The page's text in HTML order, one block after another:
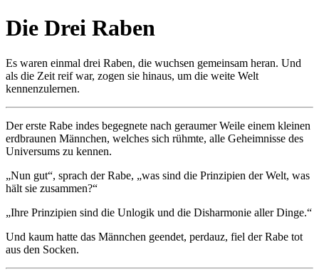
Die Drei Raben
Es waren einmal drei Raben, die wuchsen gemeinsam heran. Und
als die Zeit reif war, zogen sie hinaus, um die weite Welt
kennenzulernen.
Der erste Rabe indes begegnete nach geraumer Weile einem kleinen
erdbraunen Männchen, welches sich rühmte, alle Geheimnisse des
Universums zu kennen.
„Nun gut“, sprach der Rabe, „was sind die Prinzipien der Welt, was
hält sie zusammen?“
„Ihre Prinzipien sind die Unlogik und die Disharmonie aller Dinge.“
Und kaum hatte das Männchen geendet, perdauz, fiel der Rabe tot
aus den Socken.